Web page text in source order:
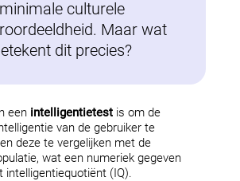
minimale culturele
Maar wat
dit precies?
een intelligentietest is om de
van de gebruiker te
deze te vergelijken met de
wat een numeriek gegeven
intelligentiequotiënt (IQ).